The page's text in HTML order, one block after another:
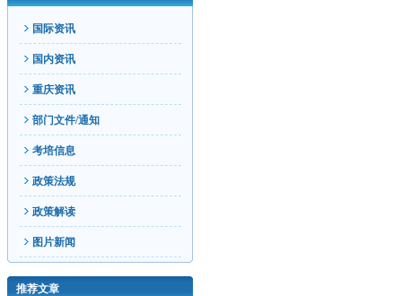
国际资讯
国内资讯
重庆资讯
部门文件/通知
考培信息
政策法规
政策解读
图片新闻
推荐文章